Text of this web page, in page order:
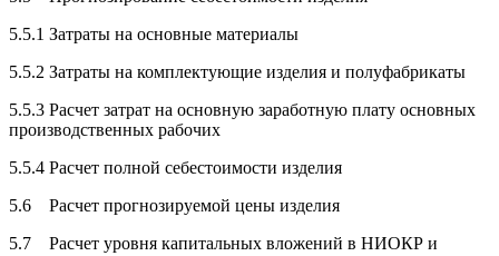
5.5.1 Затраты на основные материалы
5.5.2 Затраты на комплектующие изделия и полуфабрикаты
5.5.3 Расчет затрат на основную заработную плату основных
производственных рабочих
5.5.4 Расчет полной себестоимости изделия
5.6 Расчет прогнозируемой цены изделия
5.7 Расчет уровня капитальных вложений в НИОКР и